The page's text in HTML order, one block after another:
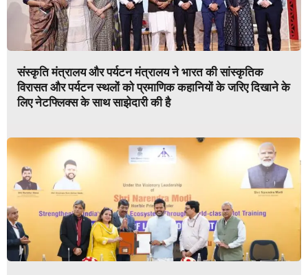
संस्कृति मंत्रालय और पर्यटन मंत्रालय ने भारत की सांस्कृतिक
विरासत और पर्यटन स्थलों को प्रमाणिक कहानियों के जरिए दिखाने के
लिए नेटफ्लिक्स के साथ साझेदारी की है